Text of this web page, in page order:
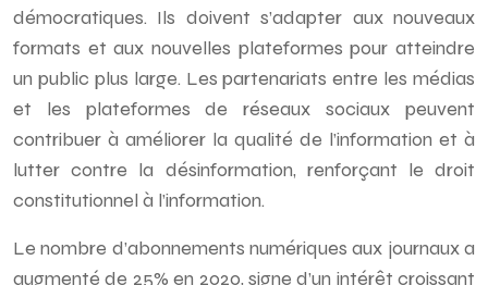
démocratiques. Ils doivent s’adapter aux nouveaux
formats et aux nouvelles plateformes pour atteindre
un public plus large. Les partenariats entre les médias
et les plateformes de réseaux sociaux peuvent
contribuer à améliorer la qualité de l’information et à
lutter contre la désinformation, renforçant le droit
constitutionnel à l’information.
Le nombre d’abonnements numériques aux journaux a
augmenté de 25% en 2020, signe d’un intérêt croissant